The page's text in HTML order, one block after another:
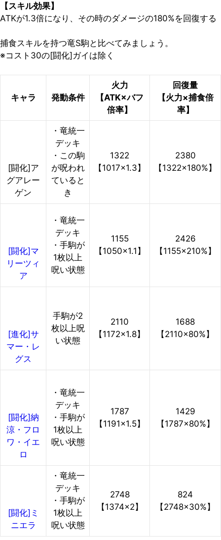
【スキル効果】
ATKが1.3倍になり、その時のダメージの180%を回復する
捕食スキルを持つ竜S駒と比べてみましょう。
※コスト30の[闘化]ガイは除く
キャラ 発動条件
火力
【ATK×バフ
倍率】
回復量
【火力×捕食倍
率】
[闘化]ア
グアレー
ゲン
・竜統一
デッキ
・この駒
が呪われ
ていると
き
1322
【1017×1.3】
2380
【1322×180%】
[闘化]マ
リーツィ
ア
・竜統一
デッキ
・手駒が
1枚以上
呪い状態
1155
【1050×1.1】
2426
【1155×210%】
[進化]サ
マー・レ
グス
手駒が2
枚以上呪
い状態
2110
【1172×1.8】
1688
【2110×80%】
[闘化]納
涼・フロ
ワ・イエ
ロ
・竜統一
デッキ
・手駒が
1枚以上
呪い状態
1787
【1191×1.5】
1429
【1787×80%】
[闘化]ミ
ニエラ
・竜統一
デッキ
・手駒が
1枚以上
呪い状態
2748
【1374×2】
824
【2748×30%】